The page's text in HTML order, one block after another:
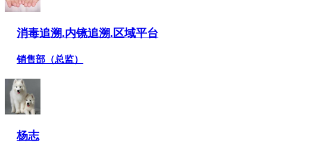
消毒追溯.内镜追溯.区域平台
销售部（总监）
杨志